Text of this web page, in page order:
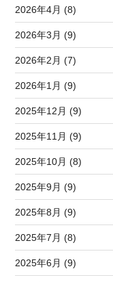
2026年4月 (8)
2026年3月 (9)
2026年2月 (7)
2026年1月 (9)
2025年12月 (9)
2025年11月 (9)
2025年10月 (8)
2025年9月 (9)
2025年8月 (9)
2025年7月 (8)
2025年6月 (9)